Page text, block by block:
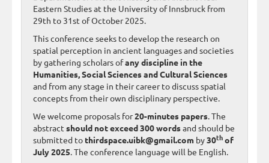
Eastern Studies at the University of Innsbruck from
29th to 31st of October 2025.
This conference seeks to develop the research on
spatial perception in ancient languages and societies
by gathering scholars ofany discipline in the
Humanities, Social Sciences and Cultural Sciences
and from any stage in their career to discuss spatial
concepts from their own disciplinary perspective.
We welcome proposals for20-minutes papers. The
abstract should not exceed 300 wordsand should be
submitted to thirdspace.uibk@gmail.com by30thof
July 2025. The conference language will be English.